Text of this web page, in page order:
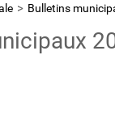
Bulletins